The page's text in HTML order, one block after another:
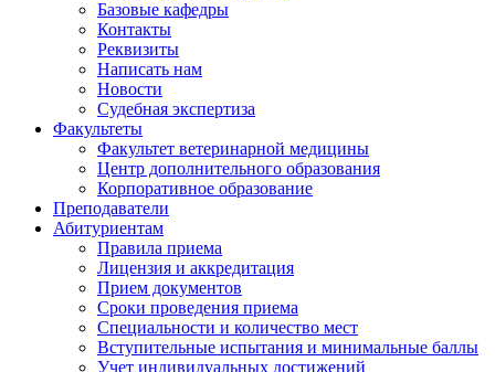
Базовые кафедры
Контакты
Реквизиты
Написать нам
Новости
Судебная экспертиза
Факультеты
Факультет ветеринарной медицины
Центр дополнительного образования
Корпоративное образование
Преподаватели
Абитуриентам
Правила приема
Лицензия и аккредитация
Прием документов
Сроки проведения приема
Специальности и количество мест
Вступительные испытания и минимальные баллы
Учет индивидуальных достижений